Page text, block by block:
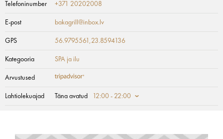
Telefoninumber +371 20202008
E-post bakagrill@inbox.lv
GPS 56.9795561,23.8594136
Kategooria SPA ja ilu
Arvustused
Lahtiolekuajad Täna avatud 12:00 - 22:00